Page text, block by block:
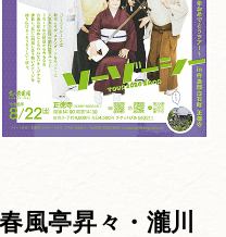
春風亭昇々・瀧川